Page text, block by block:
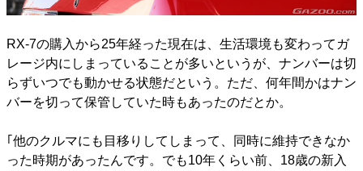
RX-7の購入から25年経った現在は、生活環境も変わってガ
レージ内にしまっていることが多いというが、ナンバーは切
らずいつでも動かせる状態だという。ただ、何年間かはナン
バーを切って保管していた時もあったのだとか。
｢他のクルマにも目移りしてしまって、同時に維持できなか
った時期があったんです。でも10年くらい前、18歳の新入